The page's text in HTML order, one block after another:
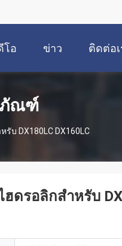
โอ ข่าว ติดต่อเ
ภัณฑ์
บ DX180LC DX160LC
ดรอลิกสำหรับ